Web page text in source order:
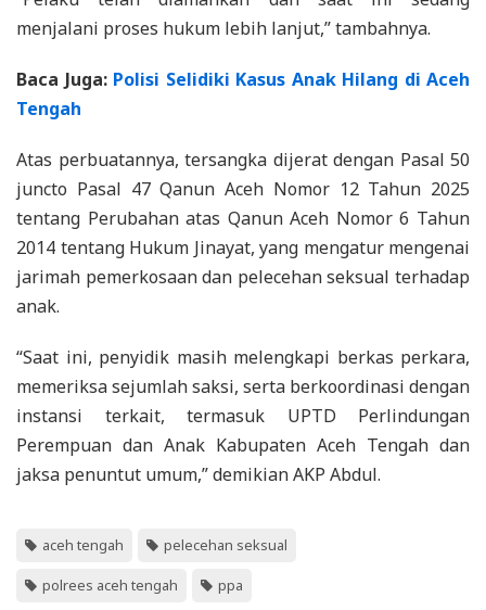
menjalani proses hukum lebih lanjut,” tambahnya.
Baca Juga: Polisi Selidiki Kasus Anak Hilang di Aceh
Tengah
Atas perbuatannya, tersangka dijerat dengan Pasal 50
juncto Pasal 47 Qanun Aceh Nomor 12 Tahun 2025
tentang Perubahan atas Qanun Aceh Nomor 6 Tahun
2014 tentang Hukum Jinayat, yang mengatur mengenai
jarimah pemerkosaan dan pelecehan seksual terhadap
anak.
“Saat ini, penyidik masih melengkapi berkas perkara,
memeriksa sejumlah saksi, serta berkoordinasi dengan
instansi terkait, termasuk UPTD Perlindungan
Perempuan dan Anak Kabupaten Aceh Tengah dan
jaksa penuntut umum,” demikian AKP Abdul.
aceh tengah pelecehan seksual
polrees aceh tengah ppa